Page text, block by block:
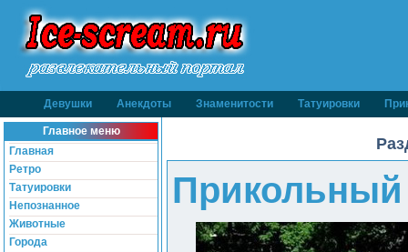
Девушки Анекдоты Знаменитости Татуировки
Главное меню
Главная
Ретро
Татуировки
Непознанное
Животные
Города
Прикольный